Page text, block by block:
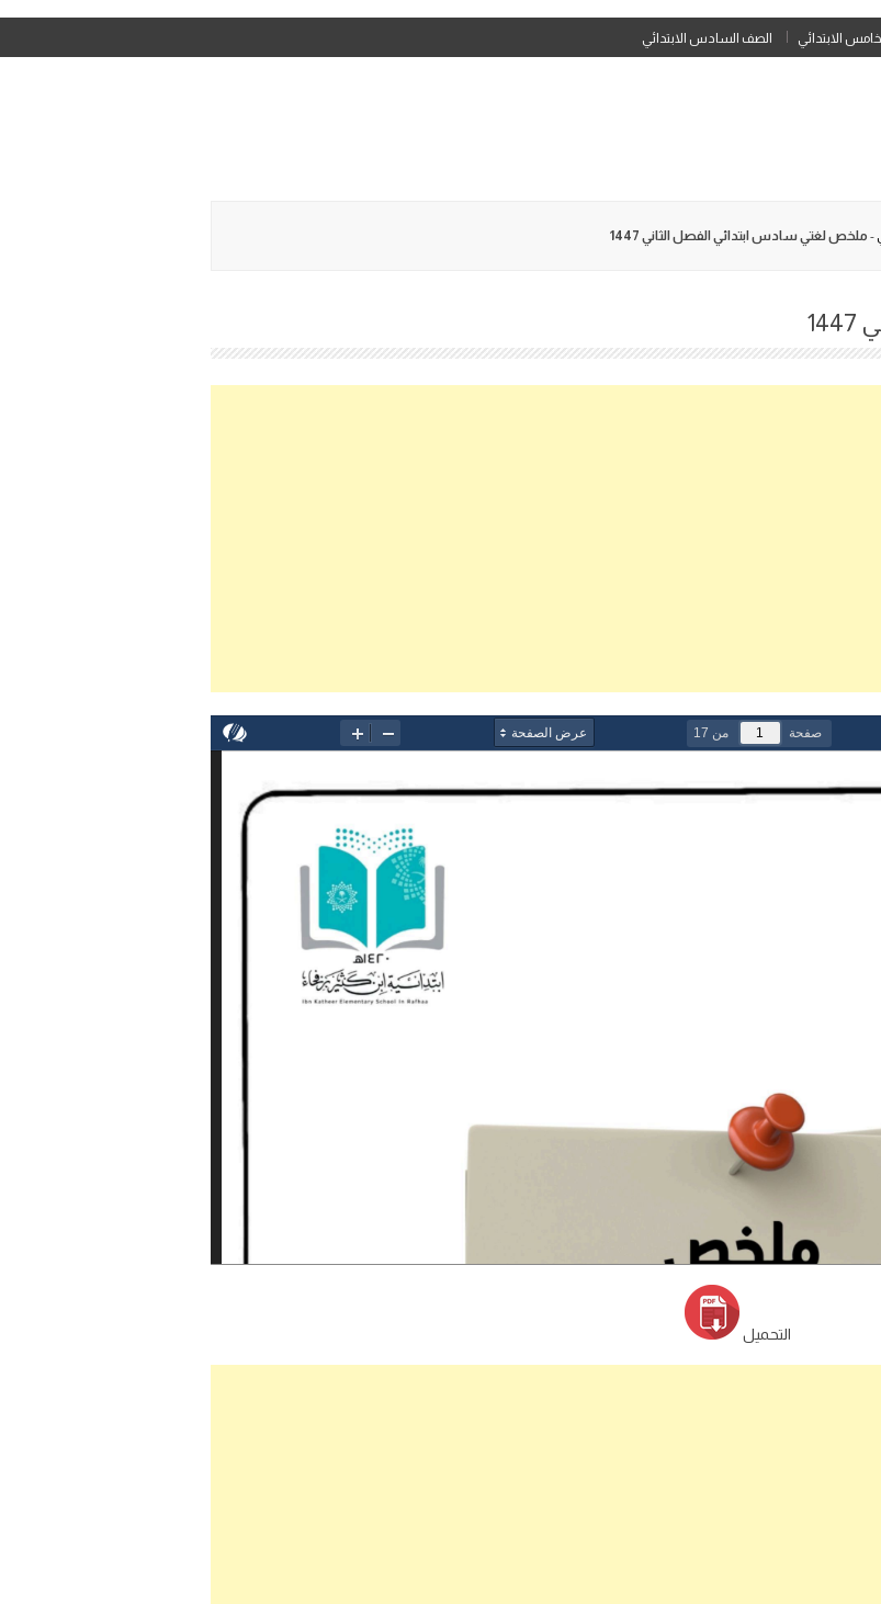
Skip
to
الابتدائي الصف السادس الابتدائي
- ملخص لغتي سادس ابتدائي الفصل الثاني 1447
التحميل